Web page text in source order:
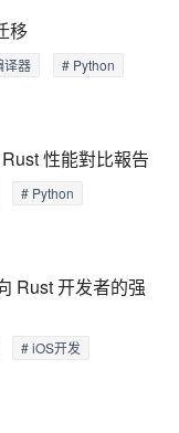
移
译器 # Python
性能對比報告
# Python
Rust 开发者的强
# iOS开发